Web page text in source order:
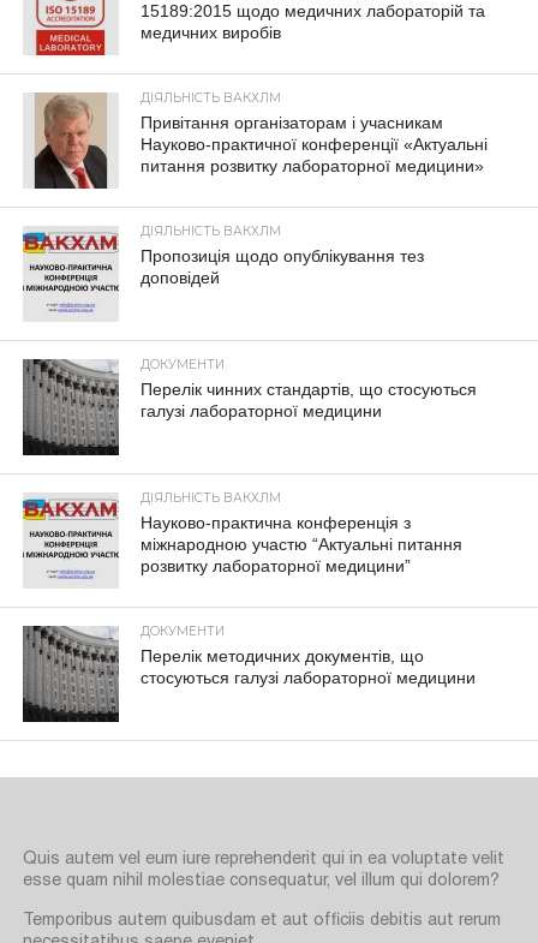
15189:2015 щодо медичних лабораторій та
медичних виробів
ДІЯЛЬНІСТЬ ВАКХЛМ
Привітання організаторам і учасникам
Науково-практичної конференції «Актуальні
питання розвитку лабораторної медицини»
ДІЯЛЬНІСТЬ ВАКХЛМ
Пропозиція щодо опублікування тез
доповідей
ДОКУМЕНТИ
Перелік чинних стандартів, що стосуються
галузі лабораторної медицини
ДІЯЛЬНІСТЬ ВАКХЛМ
Науково-практична конференція з
міжнародною участю “Актуальні питання
розвитку лабораторної медицини”
ДОКУМЕНТИ
Перелік методичних документів, що
стосуються галузі лабораторної медицини
Quis autem vel eum iure reprehenderit qui in ea voluptate velit
esse quam nihil molestiae consequatur, vel illum qui dolorem?
Temporibus autem quibusdam et aut officiis debitis aut rerum